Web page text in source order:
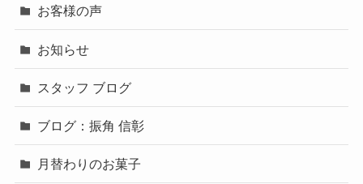
お客様の声
お知らせ
スタッフ ブログ
ブログ：振角 信彰
月替わりのお菓子